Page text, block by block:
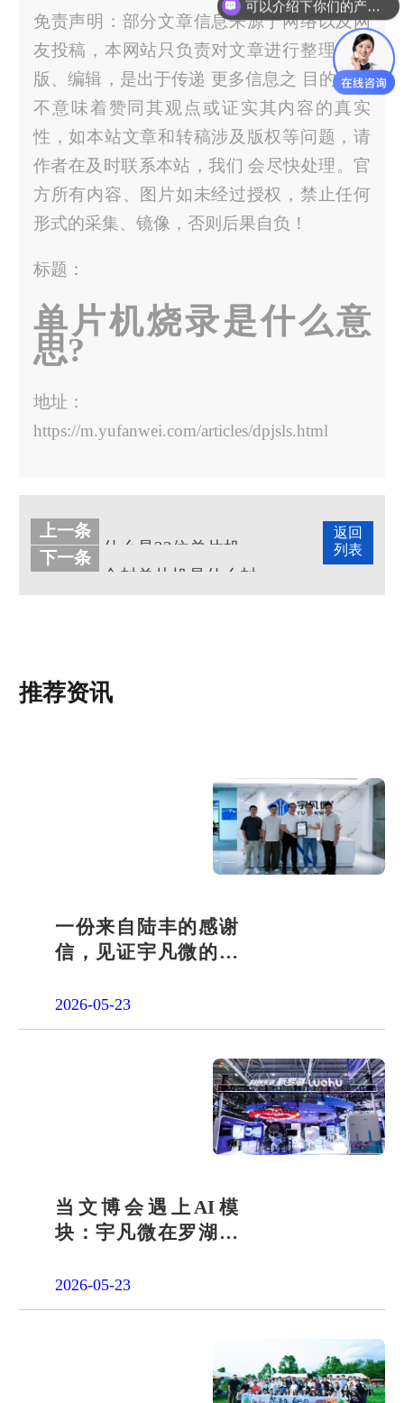
免责声明：部分文章信息来源于网络以及网
友投稿，本网站只负责对文章进行整理、排
版、编辑，是出于传递 更多信息之 目的，并
不意味着赞同其观点或证实其内容的真实
性，如本站文章和转稿涉及版权等问题，请
作者在及时联系本站，我们 会尽快处理。官
方所有内容、图片如未经过授权，禁止任何
形式的采集、镜像，否则后果自负！
标题：
单片机烧录是什么意
思?
地址：
https://m.yufanwei.com/articles/dpjsls.html
返回
列表
上一条
下一条
推荐资讯
一份来自陆丰的感谢
信，见证宇凡微的社
2026-05-23
当文博会遇上AI模
块：宇凡微在罗湖展
答卷
2026-05-23
你们是怎么收费的呢？